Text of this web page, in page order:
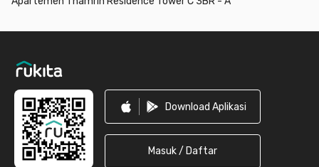
Download Aplikasi
Masuk / Daftar